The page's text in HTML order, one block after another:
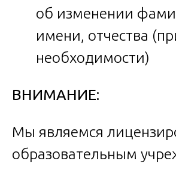
об изменении
имени, отчества
необходимости)
ВНИМАНИЕ:
Мы являемся
образовательным